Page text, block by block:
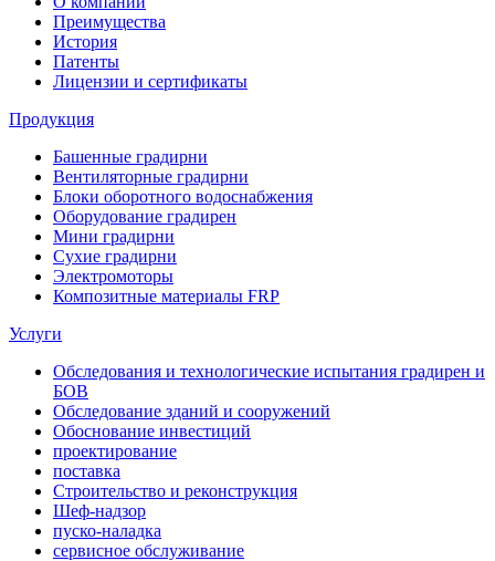
Преимущества
История
Патенты
Лицензии и сертификаты
Продукция
Башенные градирни
Вентиляторные градирни
Блоки оборотного водоснабжения
Оборудование градирен
Мини градирни
Сухие градирни
Электромоторы
Композитные материалы FRP
Услуги
Обследования и технологические испытания градирен и
БОВ
Обследование зданий и сооружений
Обоснование инвестиций
проектирование
поставка
Строительство и реконструкция
Шеф-надзор
пуско-наладка
сервисное обслуживание